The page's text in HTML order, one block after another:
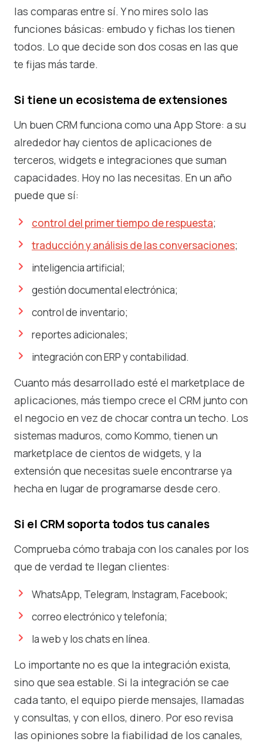
las comparas entre sí. Y no mires solo las
funciones básicas: embudo y fichas los tienen
todos. Lo que decide son dos cosas en las que
te fijas más tarde.
Si tiene un ecosistema de extensiones
Un buen CRM funciona como una App Store: a su
alrededor hay cientos de aplicaciones de
terceros, widgets e integraciones que suman
capacidades. Hoy no las necesitas. En un año
puede que sí:
control del primer tiempo de respuesta;
traducción y análisis de las conversaciones;
inteligencia artificial;
gestión documental electrónica;
control de inventario;
reportes adicionales;
integración con ERP y contabilidad.
Cuanto más desarrollado esté el marketplace de
aplicaciones, más tiempo crece el CRM junto con
el negocio en vez de chocar contra un techo. Los
sistemas maduros, como Kommo, tienen un
marketplace de cientos de widgets, y la
extensión que necesitas suele encontrarse ya
hecha en lugar de programarse desde cero.
Si el CRM soporta todos tus canales
Comprueba cómo trabaja con los canales por los
que de verdad te llegan clientes:
WhatsApp, Telegram, Instagram, Facebook;
correo electrónico y telefonía;
la web y los chats en línea.
Lo importante no es que la integración exista,
sino que sea estable. Si la integración se cae
cada tanto, el equipo pierde mensajes, llamadas
y consultas, y con ellos, dinero. Por eso revisa
las opiniones sobre la fiabilidad de los canales,